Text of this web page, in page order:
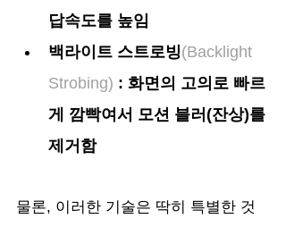
답속도를 높임
백라이트 스트로빙(Backlight
Strobing) : 화면의 고의로 빠르
게 깜빡여서 모션 블러(잔상)를
제거함
물론, 이러한 기술은 딱히 특별한 것